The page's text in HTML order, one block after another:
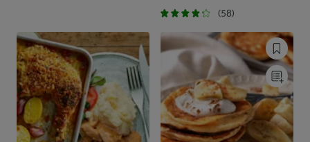
(58)